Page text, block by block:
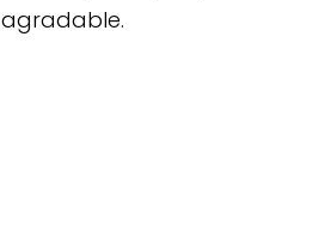
agradable.